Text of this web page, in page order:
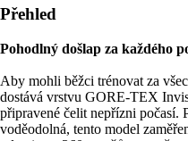
Přehled
Pohodlný došlap za každého
Aby mohli běžci trénovat za
dostává vrstvu GORE-TEX
připravené čelit nepřízni
voděodolná, tento model